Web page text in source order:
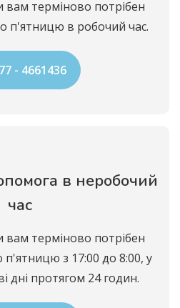
вам терміново потрібен
п'ятницю в робочий час.
- 4661436
в неробочий
час
вам терміново потрібен
п'ятницю з 17:00 до 8:00, у
дні протягом 24 годин.